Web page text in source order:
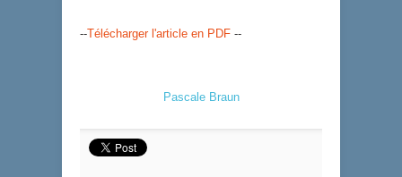
--Télécharger l'article en PDF --
Pascale Braun